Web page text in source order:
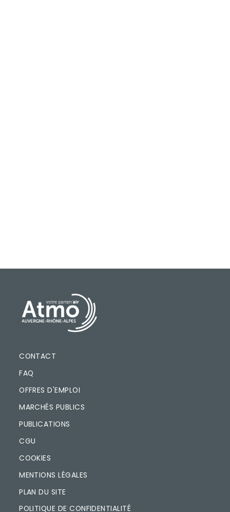
PIED DE PAGE
CONTACT
FAQ
OFFRES D'EMPLOI
MARCHÉS PUBLICS
PUBLICATIONS
CGU
COOKIES
MENTIONS LÉGALES
PLAN DU SITE
POLITIQUE DE CONFIDENTIALITÉ